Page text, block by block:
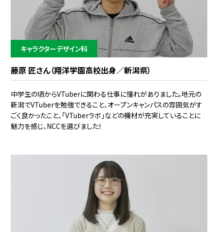
キャラクターデザイン科
藤原 匠さん（翔洋学園高校出身／新潟県）
中学生の頃からVTuberに関わる仕事に憧れがありました。地元の
新潟でVTuberを勉強できること、オープンキャンパスの雰囲気がす
ごく良かったこと、「VTuberラボ」などの機材が充実していることに
魅力を感じ、NCCを選びました！